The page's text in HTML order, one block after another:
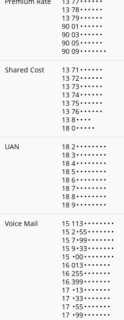
13 78• • • • • •
13 79• • • • • •
90 01 • • • • • •
90 03• • • • • •
90 05• • • • • •
90 09• • • • • • •
Shared Cost
13 71 • • • • • •
13 72• • • • • •
13 73• • • • • •
13 74• • • • • •
13 75• • • • • •
13 76• • • • • •
13 8• • • •
18 0• • • • •
UAN
18 2• • • • • • • •
18 3• • • • • • • •
18 4• • • • • • • •
18 5• • • • • • • •
18 6• • • • • • • •
18 7• • • • • • • •
18 8• • • • • • • •
18 9• • • • • • • •
Voice Mail
15 113• • • • • • • •
15 2•55• • • • • • •
15 7•99• • • • • • •
15 9•33• • • • • • •
15 •00• • • • • • • •
16 013• • • • • • •
16 255• • • • • • •
16 399• • • • • • •
17 •13• • • • • • •
17 •33• • • • • • •
17 •55• • • • • • •
17 •99• • • • • • •